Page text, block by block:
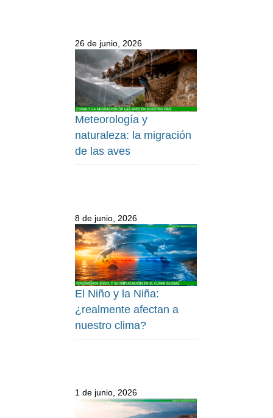
26 de junio, 2026
Meteorología y
naturaleza: la migración
de las aves
8 de junio, 2026
El Niño y la Niña:
¿realmente afectan a
nuestro clima?
1 de junio, 2026